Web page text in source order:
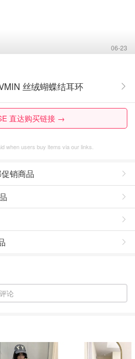
06-23
丝绒蝴蝶结耳环
直达购买链接 →
when users buy items via our links.
销商品
论